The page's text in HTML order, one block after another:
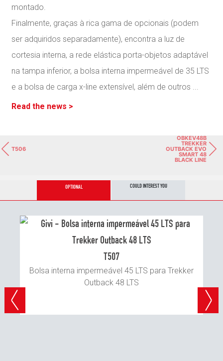
montado.
Finalmente, graças à rica gama de opcionais (podem
ser adquiridos separadamente), encontra a luz de
cortesia interna, a rede elástica porta-objetos adaptável
na tampa inferior, a bolsa interna impermeável de 35 LTS
e a bolsa de carga x-line extensível, além de outros ...
Read the news >
T506
OBKEV48B
TREKKER
OUTBACK EVO
SMART 48
BLACK LINE
OPTIONAL COULD INTEREST YOU
T507
Bolsa interna impermeável 45 LTS para Trekker
Outback 48 LTS